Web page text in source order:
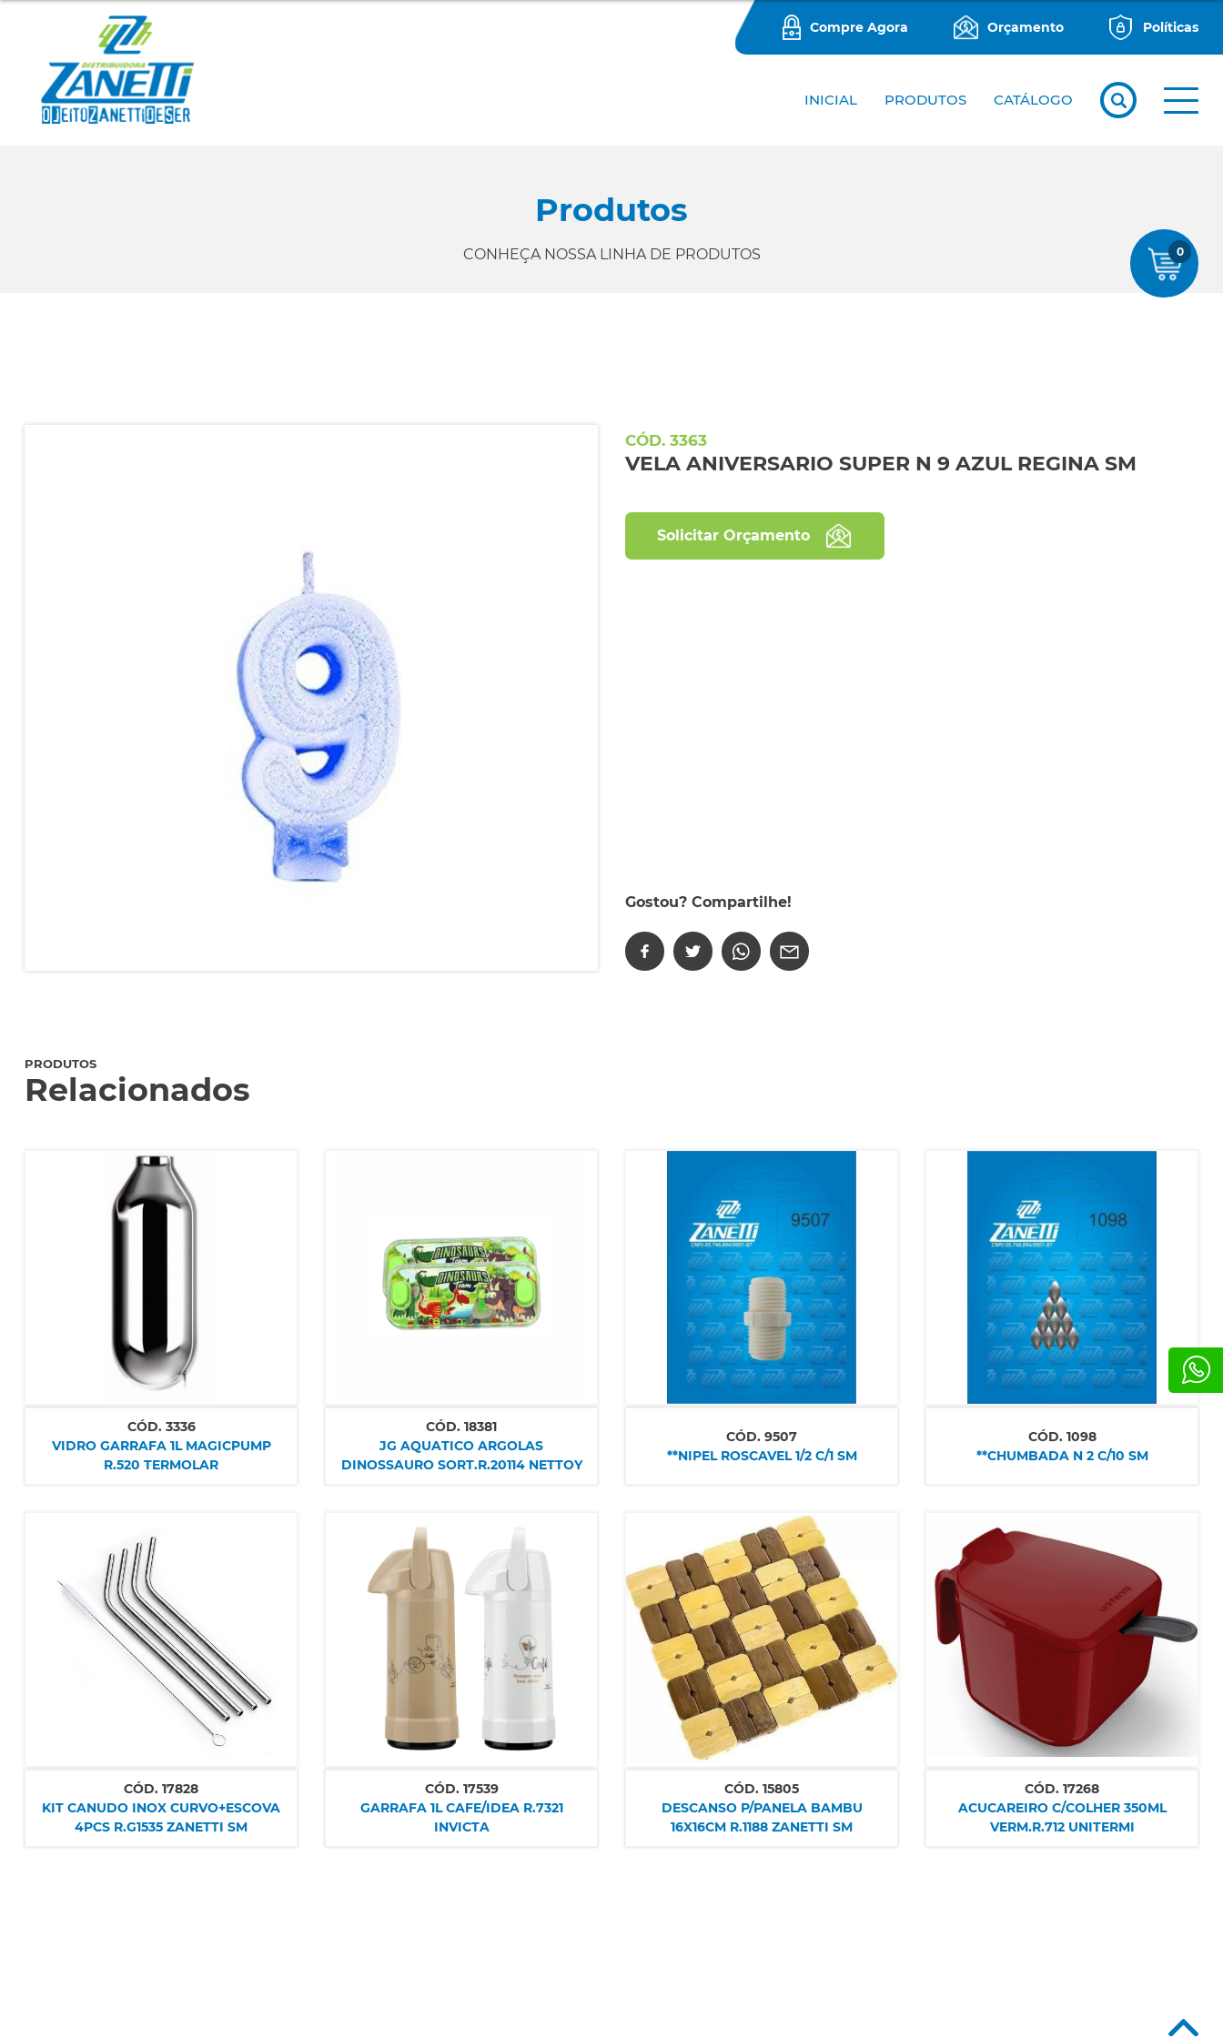
Compre Agora Orçamento Políticas
INICIAL PRODUTOS CATÁLOGO
Produtos
CONHEÇA NOSSA LINHA DE PRODUTOS 0
3363
VELA ANIVERSARIO SUPER N 9 AZUL REGINA SM
Solicitar Orçamento
Gostou? Compartilhe!
PRODUTOS
Relacionados
CÓD. 3336
VIDRO GARRAFA 1L MAGICPUMP
R.520 TERMOLAR
CÓD. 18381
JG AQUATICO ARGOLAS
DINOSSAURO SORT.R.20114 NETTOY
CÓD. 9507
**NIPEL ROSCAVEL 1/2 C/1 SM
CÓD. 1098
**CHUMBADA N 2 C/10 SM
CÓD. 17828
KIT CANUDO INOX CURVO+ESCOVA
4PCS R.G1535 ZANETTI SM
CÓD. 17539
GARRAFA 1L CAFE/IDEA R.7321
INVICTA
CÓD. 15805
DESCANSO P/PANELA BAMBU
16X16CM R.1188 ZANETTI SM
CÓD. 17268
ACUCAREIRO C/COLHER 350ML
VERM.R.712 UNITERMI